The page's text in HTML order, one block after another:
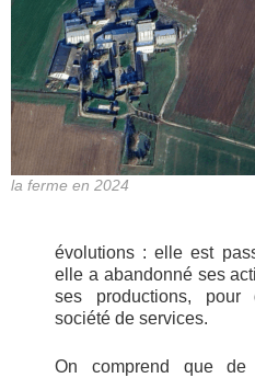
la ferme en 2024
évolutions : elle est
elle a abandonné ses
ses productions, pour
société de services.
On comprend que de